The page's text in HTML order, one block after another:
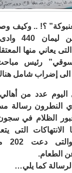
؟! .. وكيف
مسربة من
التى يعاني منها
رئيس
الى إضراب شامل
اليوم عدد من أهالي
النطرون رسالة
الظلام في سجون
التى
الطعام.
كما يلي…